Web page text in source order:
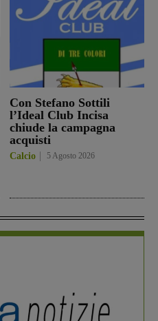
Con Stefano Sottili
l’Ideal Club Incisa
chiude la campagna
acquisti
Calcio 5 Agosto 2026